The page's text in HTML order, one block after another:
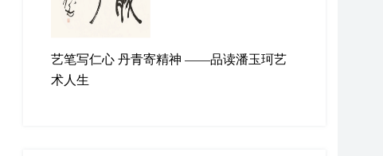
艺笔写仁心 丹青寄精神 ——品读潘玉珂艺
术人生